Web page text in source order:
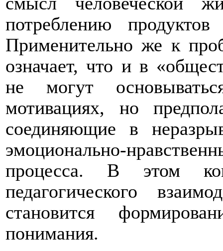
потреблению продуктов
Применительно же к
означает, что и в
не могут
мотивациях, но
соединяющие в
эмоционально-
процесса. В этом
педагогического
становится
понимания.